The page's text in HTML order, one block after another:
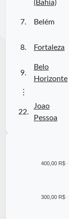
(Bahia)
7. Belém
8. Fortaleza
9.
Belo
Horizonte
⋮
22.
Joao
Pessoa
400,00 R$
300,00 R$